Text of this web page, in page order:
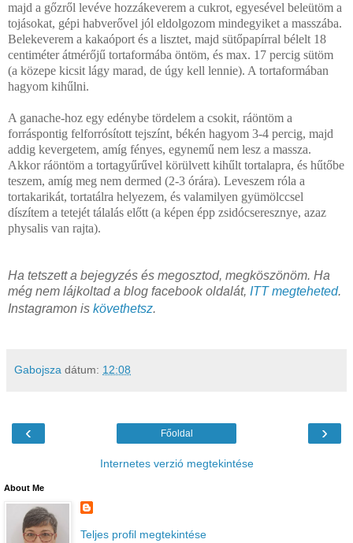
majd a gőzről levéve hozzákeverem a cukrot, egyesével beleütöm a
tojásokat, gépi habverővel jól eldolgozom mindegyiket a masszába.
Belekeverem a kakaóport és a lisztet, majd sütőpapírral bélelt 18
centiméter átmérőjű tortaformába öntöm, és max. 17 percig sütöm
(a közepe kicsit lágy marad, de úgy kell lennie). A tortaformában
hagyom kihűlni.
A ganache-hoz egy edénybe tördelem a csokit, ráöntöm a
forráspontig felforrósított tejszínt, békén hagyom 3-4 percig, majd
addig kevergetem, amíg fényes, egynemű nem lesz a massza.
Akkor ráöntöm a tortagyűrűvel körülvett kihűlt tortalapra, és hűtőbe
teszem, amíg meg nem dermed (2-3 órára). Leveszem róla a
tortakarikát, tortatálra helyezem, és valamilyen gyümölccsel
díszítem a tetejét tálalás előtt (a képen épp zsidócseresznye, azaz
physalis van rajta).
Ha tetszett a bejegyzés és megosztod, megköszönöm. Ha
még nem lájkoltad a blog facebook oldalát, ITT megteheted.
Instagramon is követhetsz.
Gabojsza dátum: 12:08
‹ ›
Főoldal
Internetes verzió megtekintése
About Me
Teljes profil megtekintése